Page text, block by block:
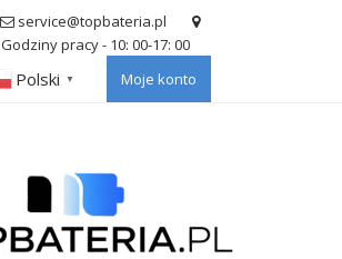
service@topbateria.pl
Godziny pracy - 10: 00-17: 00
Polski ▼ Moje konto